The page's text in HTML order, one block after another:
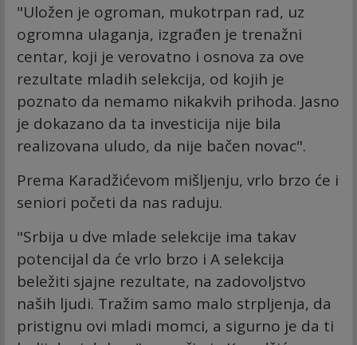
"Uložen je ogroman, mukotrpan rad, uz
ogromna ulaganja, izgrađen je trenažni
centar, koji je verovatno i osnova za ove
rezultate mladih selekcija, od kojih je
poznato da nemamo nikakvih prihoda. Jasno
je dokazano da ta investicija nije bila
realizovana uludo, da nije bačen novac".
Prema Karadžićevom mišljenju, vrlo brzo će i
seniori početi da nas raduju.
"Srbija u dve mlade selekcije ima takav
potencijal da će vrlo brzo i A selekcija
beležiti sjajne rezultate, na zadovoljstvo
naših ljudi. Tražim samo malo strpljenja, da
pristignu ovi mladi momci, a sigurno je da ti